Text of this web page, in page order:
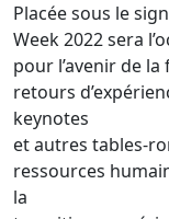
Placée sous le
Week 2022 sera
pour l’avenir de
retours
keynotes
et autres tables-
ressources
la